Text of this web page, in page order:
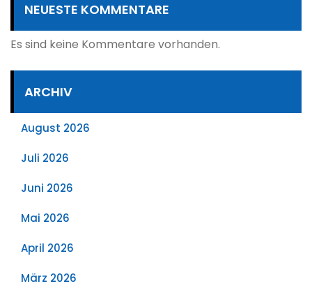
NEUESTE KOMMENTARE
Es sind keine Kommentare vorhanden.
ARCHIV
August 2026
Juli 2026
Juni 2026
Mai 2026
April 2026
März 2026